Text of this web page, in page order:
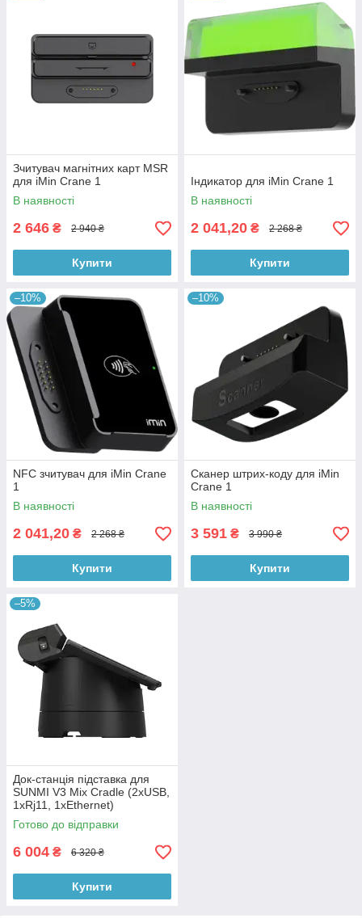
Зчитувач магнітних карт MSR
для iMin Crane 1
В наявності
2 646 ₴ 2 940 ₴
Купити
Індикатор для iMin Crane 1
В наявності
2 041,20 ₴ 2 268 ₴
Купити
–10%
NFC зчитувач для iMin Crane
1
В наявності
2 041,20 ₴ 2 268 ₴
Купити
–10%
Сканер штрих-коду для iMin
Crane 1
В наявності
3 591 ₴ 3 990 ₴
Купити
–5%
Док-станція підставка для
SUNMI V3 Mix Cradle (2xUSB,
1xRj11, 1xEthernet)
Готово до відправки
6 004 ₴ 6 320 ₴
Купити